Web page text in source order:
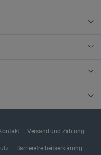
Versand und Zahlung
Barrierefreiheitserklärung